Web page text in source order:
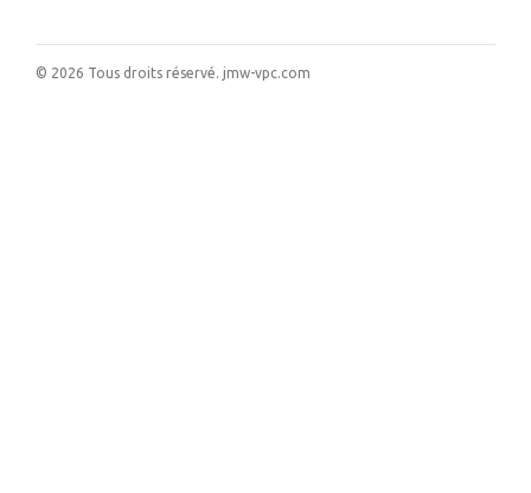
© 2026 Tous droits réservé. jmw-vpc.com